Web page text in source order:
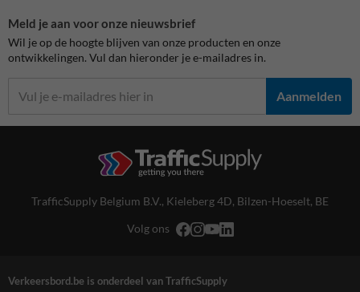
Meld je aan voor onze nieuwsbrief
Wil je op de hoogte blijven van onze producten en onze
ontwikkelingen. Vul dan hieronder je e-mailadres in.
Aanmelden
TrafficSupply Belgium B.V., Kieleberg 4D, Bilzen-Hoeselt, BE
Volg ons
Verkeersbord.be is onderdeel van TrafficSupply